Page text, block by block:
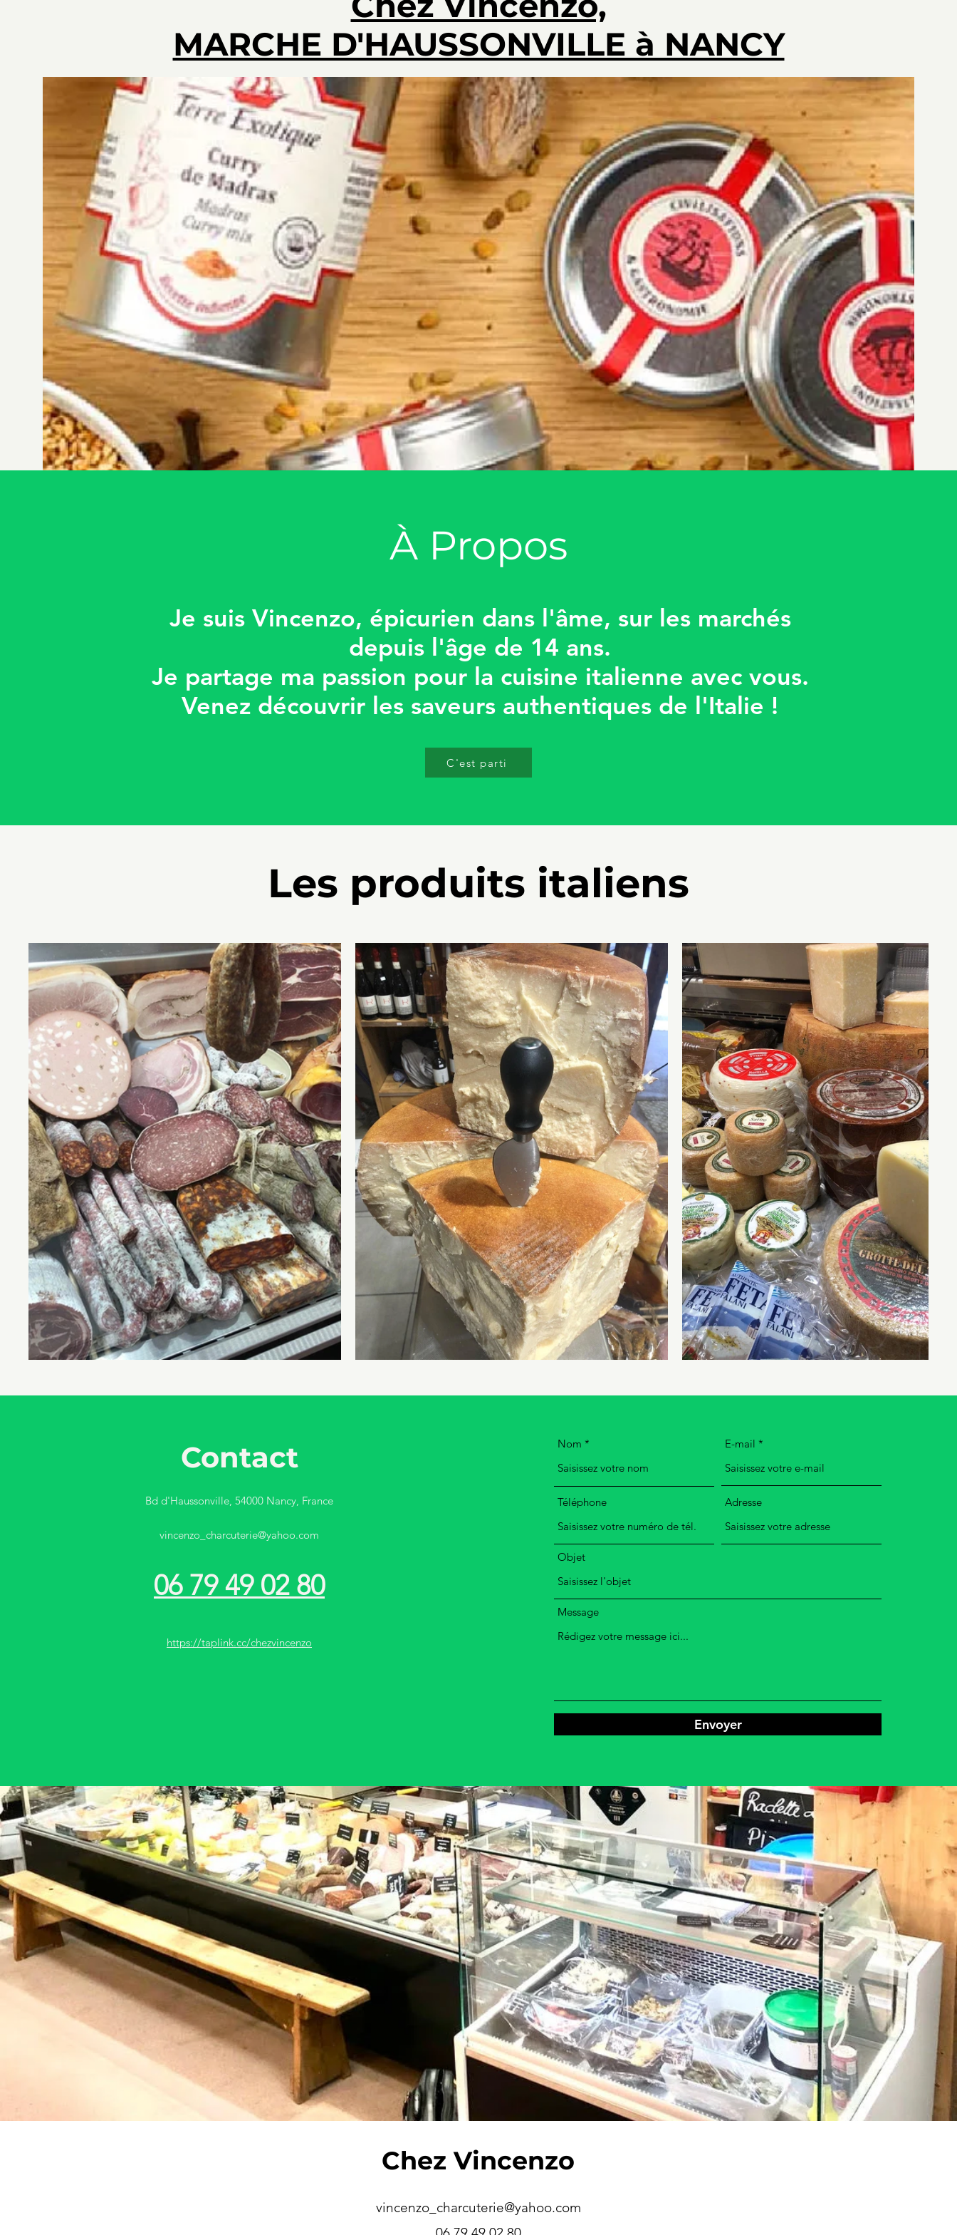
MARCHE D'HAUSSONVILLE à NANCY
À Propos
Je suis Vincenzo, épicurien dans l'âme, sur les marchés
depuis l'âge de 14 ans.
Je partage ma passion pour la cuisine italienne avec vous.
Venez découvrir les saveurs authentiques de l'Italie !
C'est parti
Les produits italiens
Contact
Bd d'Haussonville, 54000 Nancy, France
vincenzo_charcuterie@yahoo.com
06 79 49 02 80
https://taplink.cc/chezvincenzo
Nom E-mail
Téléphone Adresse
Objet
Message
Envoyer
Chez Vincenzo
vincenzo_charcuterie@yahoo.com